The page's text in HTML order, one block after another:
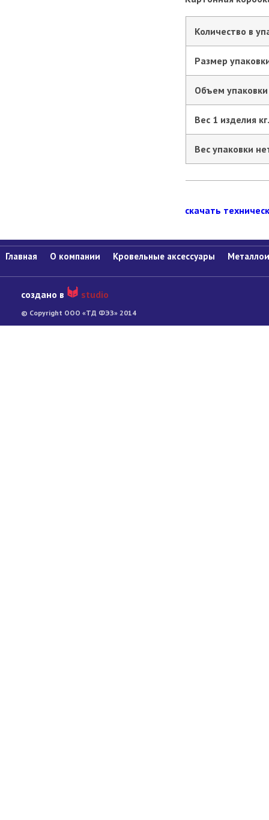
Количество в
Размер
Объем
Вес 1 изделия
Вес упаковки
скачать
Главная О компании Кровельные аксессуары
создано в studio
© Copyright ООО «ТД ФЭЗ» 2014